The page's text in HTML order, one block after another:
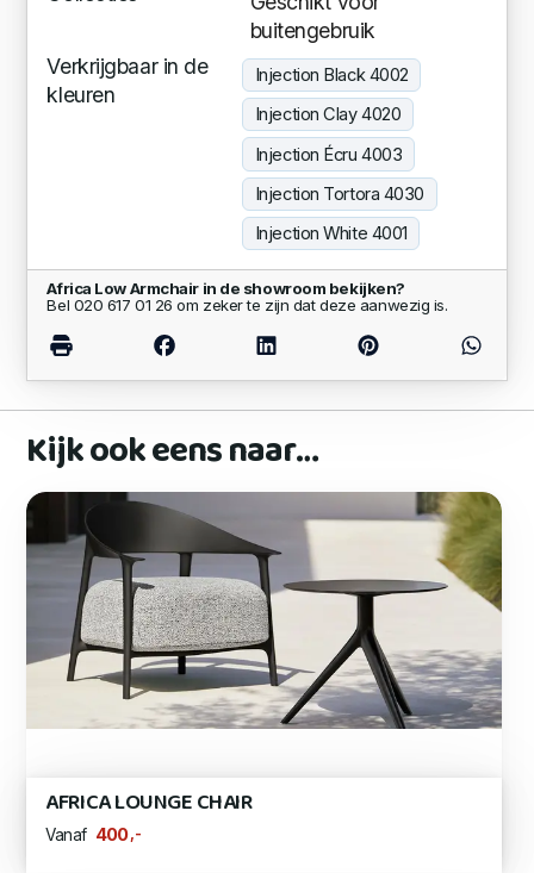
buitengebruik
Verkrijgbaar in de
kleuren
Injection Black 4002
Injection Clay 4020
Injection Écru 4003
Injection Tortora 4030
Injection White 4001
Africa Low Armchair in de showroom bekijken?
Bel 020 617 01 26 om zeker te zijn dat deze aanwezig is.
Kijk ook eens naar…
AFRICA LOUNGE CHAIR
Vanaf 400,-